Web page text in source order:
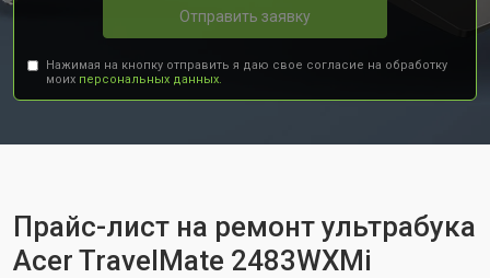
Отправить заявку
Нажимая на кнопку отправить я даю свое согласие на обработку
моих персональных данных.
Прайс-лист на ремонт ультрабука
Acer TravelMate 2483WXMi